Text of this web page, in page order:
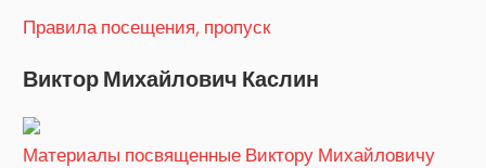
Правила посещения, пропуск
Виктор Михайлович Каслин
Материалы посвященные Виктору Михайловичу